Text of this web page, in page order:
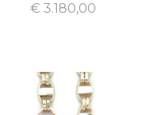
€ 3.180,00